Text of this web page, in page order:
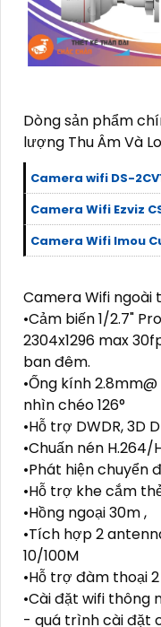
Dòng sản phẩm
lượng Thu Âm Và
Camera wifi DS-
Camera Wifi Ezviz
Camera Wifi Imou
Camera Wifi ngoài
•Cảm biến 1/2.7"
2304x1296 max
ban đêm.
•Ống kính
nhìn chéo 126°
•Hỗ trợ DWDR, 3D
•Chuấn nén H.264/
•Phát hiện chuyển
•Hỗ trợ khe cắm
•Hồng ngoại 30m ,
•Tích hợp 2
10/100M
•Hỗ trợ đàm thoại
•Cài đặt wifi thông
- quá trình cài đặt